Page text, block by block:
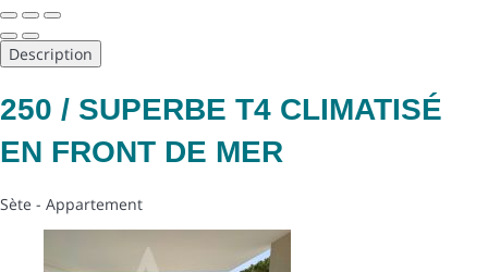
Description
250 / SUPERBE T4 CLIMATISÉ
EN FRONT DE MER
Sète - Appartement